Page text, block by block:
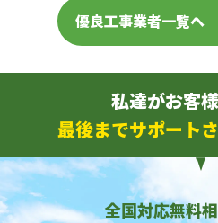
優良工事業者一覧へ
私達がお客
最後までサポート
全国対応無料